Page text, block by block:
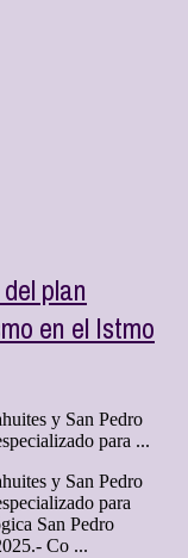
plan
en el Istmo
y San Pedro
para ...
y San Pedro
para
San Pedro
Co ...